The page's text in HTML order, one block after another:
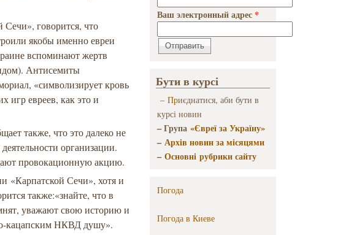
Сечи», говорится, что
якобы именно евреи
вспоминают жертв
Антисемиты
«символизирует кровь
игр евреев, как это и
также, что это далеко не
организации.
провокационную акцию.
«Карпатской Сечи», хотя и
также:«знайте, что в
уважают свою историю и
кацапским НКВД душу».
Ваш электронный адрес *
Бути в курсі
– Приєднатися, аби бути в
курсі новин
– Група «Євреї за Україну»
–Архів новин за місяцями
–Основні рубрики сайту
Погода
Погода в Киеве